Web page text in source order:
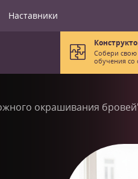
Наставники
Собери
обучения со
окрашивания